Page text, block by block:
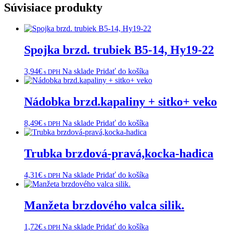
Súvisiace produkty
Spojka brzd. trubiek B5-14, Hy19-22
3,94€ s DPH Na sklade Pridať do košíka
Nádobka brzd.kapaliny + sitko+ veko
8,49€ s DPH Na sklade Pridať do košíka
Trubka brzdová-pravá,kocka-hadica
4,31€ s DPH Na sklade Pridať do košíka
Manžeta brzdového valca silik.
1,72€ s DPH Na sklade Pridať do košíka